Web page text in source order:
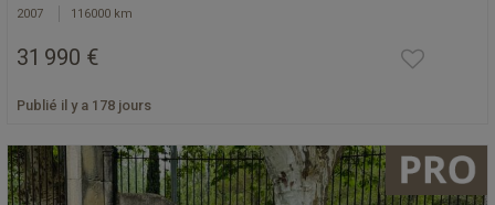
2007 116000 km
31 990 €
Publié il y a 178 jours